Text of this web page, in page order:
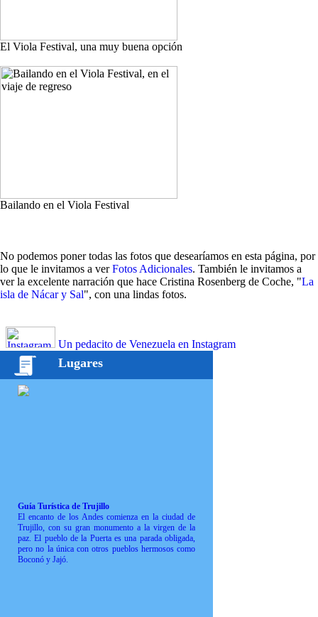
El Viola Festival, una muy buena opción
Bailando en el Viola Festival
No podemos poner todas las fotos que desearíamos en esta página, por
lo que le invitamos a verFotos Adicionales. También le invitamos a
ver la excelente narración que hace Cristina Rosenberg de Coche, "La
isla de Nácar y Sal", con una lindas fotos.
Un pedacito de Venezuela en Instagram
Lugares
Guía Turística de Trujillo
El encanto de los Andes comienza en la ciudad de
Trujillo, con su gran monumento a la virgen de la
paz. El pueblo de la Puerta es una parada obligada,
pero no la única con otros pueblos hermosos como
Boconó y Jajó.